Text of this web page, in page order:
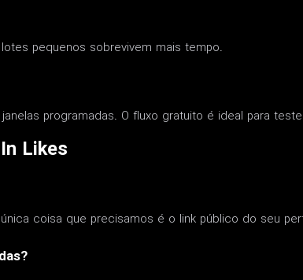
pequenos sobrevivem mais tempo.
programadas. O fluxo gratuito é ideal para
Likes
coisa que precisamos é o link público do seu